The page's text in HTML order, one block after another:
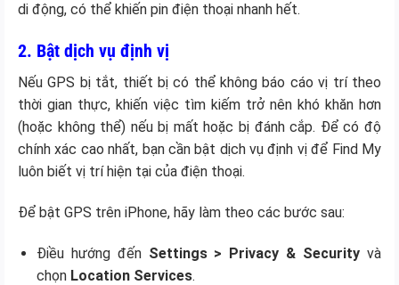
di động, có thể khiến pin điện thoại nhanh hết.
2. Bật dịch vụ định vị
Nếu GPS bị tắt, thiết bị có thể không báo cáo vị trí theo
thời gian thực, khiến việc tìm kiếm trở nên khó khăn hơn
(hoặc không thể) nếu bị mất hoặc bị đánh cắp. Để có độ
chính xác cao nhất, bạn cần bật dịch vụ định vị để Find My
luôn biết vị trí hiện tại của điện thoại.
Để bật GPS trên iPhone, hãy làm theo các bước sau:
Điều hướng đến Settings > Privacy & Security và
chọn Location Services.